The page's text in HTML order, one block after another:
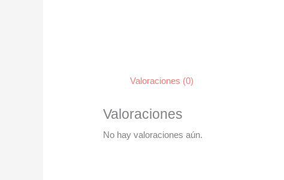
Valoraciones (0)
Valoraciones
No hay valoraciones aún.